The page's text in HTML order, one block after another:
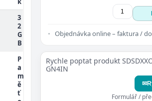
3
2
G
B
P
a
m
ě
ť
Objednávka online – faktura /
Rychle poptat produkt
GN4IN
✉
Formulář /